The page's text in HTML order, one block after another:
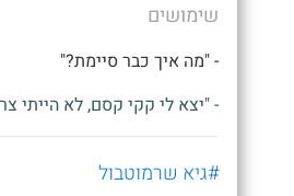
שימושים
- "מה איך כבר סיימת?"
- "יצא לי קקי קסם, לא הייתי
#גיא שרמוטבול